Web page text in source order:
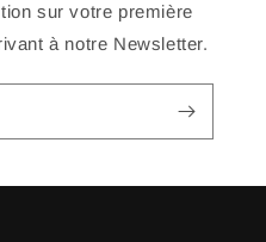
sur votre première
à notre Newsletter.